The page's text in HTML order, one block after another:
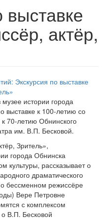
выставке
актёр,
истории города
выставке к 100-летию со
70-летию Обнинского
им. В.П. Бесковой.
Зритель»,
города Обнинска
культуры, рассказывает о
драматического
бессменном режиссёре
Вере Петровне
с комплексом
В.П. Бесковой